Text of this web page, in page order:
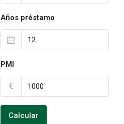
Años préstamo
PMI
€
Calcular